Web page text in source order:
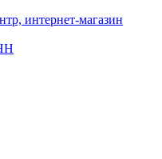
интернет-магазин